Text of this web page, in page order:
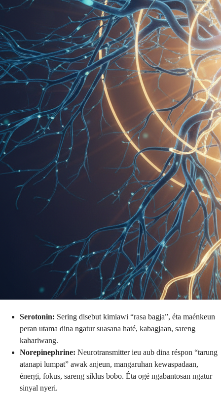
Serotonin: Sering disebut kimiawi “rasa bagja”, éta maénkeun
peran utama dina ngatur suasana haté, kabagjaan, sareng
kahariwang.
Norepinephrine: Neurotransmitter ieu aub dina réspon “tarung
atanapi lumpat” awak anjeun, mangaruhan kewaspadaan,
énergi, fokus, sareng siklus bobo. Éta ogé ngabantosan ngatur
sinyal nyeri.